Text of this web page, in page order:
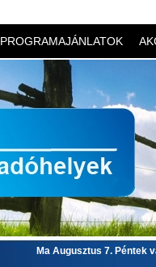
PROGRAMAJÁNLATOK
Ma Augusztus 7. Péntek